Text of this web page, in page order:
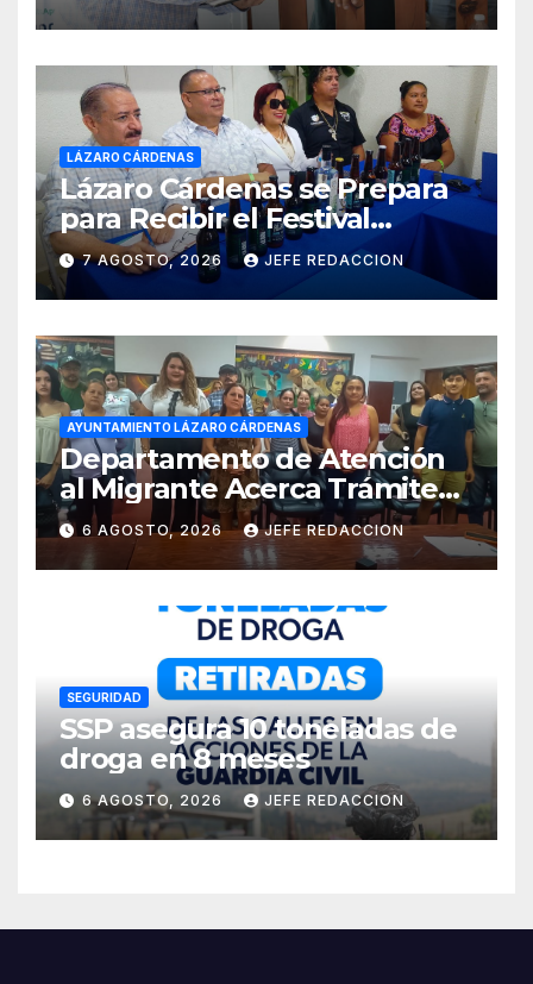
LÁZARO CÁRDENAS
Lázaro Cárdenas se Prepara
para Recibir el Festival
Internacional de la Cerveza
Costa de Michoacán 2026
7 AGOSTO, 2026 JEFE REDACCION
AYUNTAMIENTO LÁZARO CÁRDENAS
Departamento de Atención
al Migrante Acerca Trámite
de Pasaportes
Estadounidenses a
Residentes de Lázaro
Cárdenas
6 AGOSTO, 2026 JEFE REDACCION
SEGURIDAD
SSP asegura 10 toneladas de
droga en 8 meses
6 AGOSTO, 2026 JEFE REDACCION